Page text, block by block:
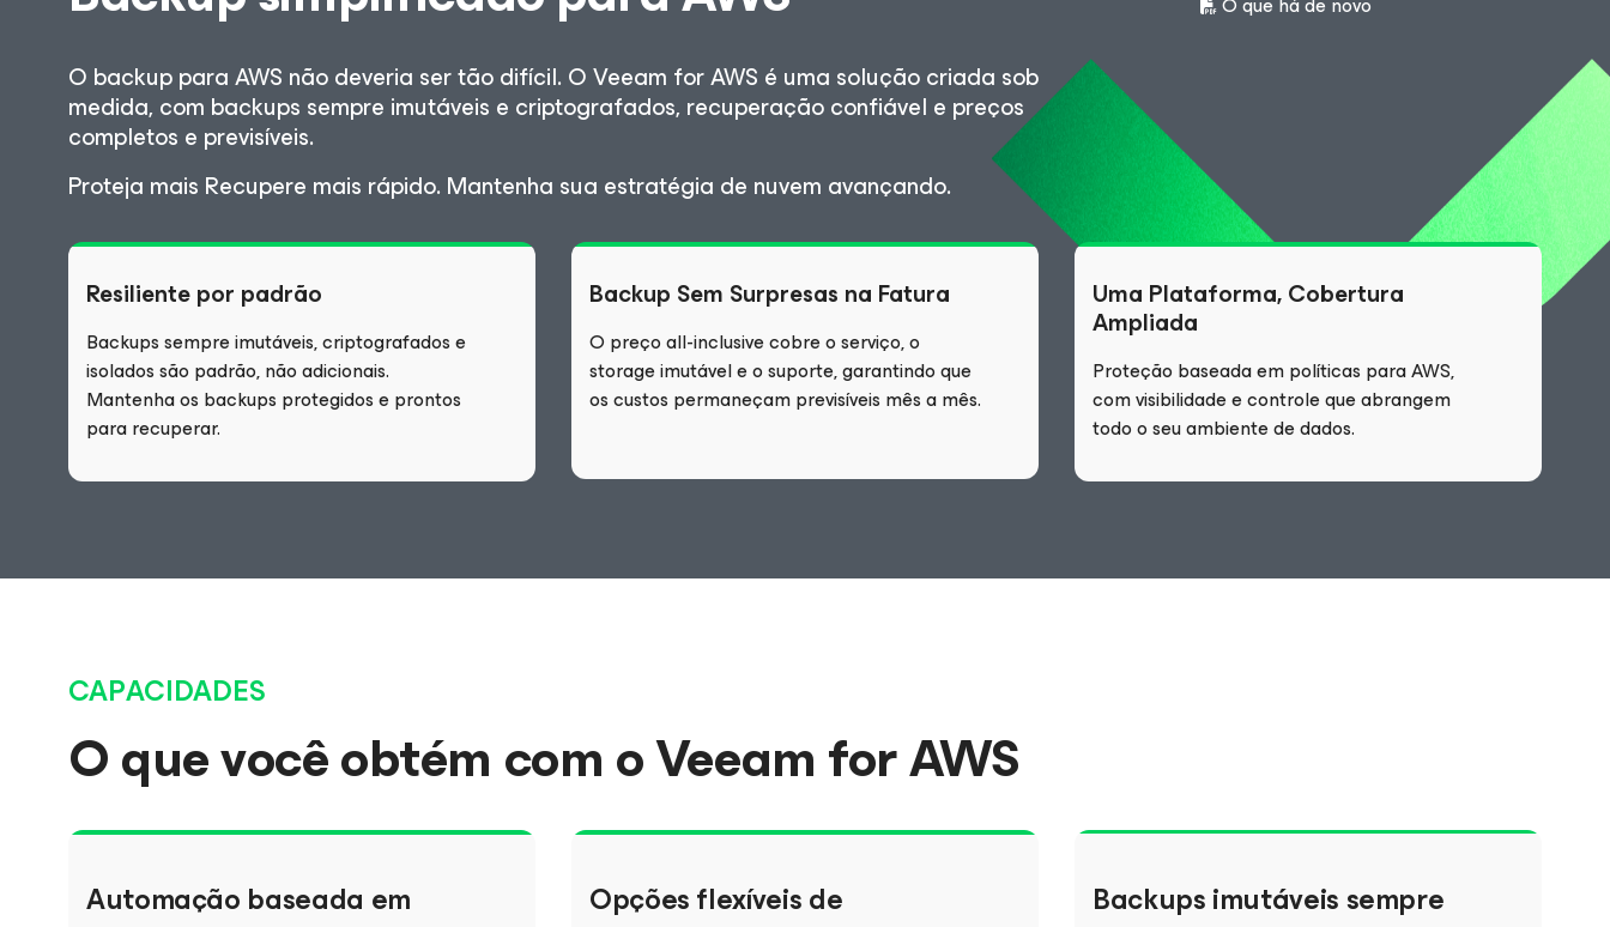
O backup para AWS não deveria ser tão difícil. O Veeam for AWS é uma solução criada sob
medida, com backups sempre imutáveis e criptografados, recuperação confiável e preços
completos e previsíveis.
Proteja mais Recupere mais rápido. Mantenha sua estratégia de nuvem avançando.
Resiliente por padrão
Backups sempre imutáveis, criptografados e
isolados são padrão, não adicionais.
Mantenha os backups protegidos e prontos
para recuperar.
Backup Sem Surpresas na Fatura
O preço all-inclusive cobre o serviço, o
storage imutável e o suporte, garantindo que
os custos permaneçam previsíveis mês a mês.
Uma Plataforma, Cobertura
Ampliada
Proteção baseada em políticas para AWS,
com visibilidade e controle que abrangem
todo o seu ambiente de dados.
CAPACIDADES
O que você obtém com o Veeam for AWS
Automação baseada em
Opções flexíveis de
Backups imutáveis sempre